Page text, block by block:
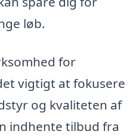
løb.
for
vigtigt at fokusere
og kvaliteten af
indhente tilbud fra